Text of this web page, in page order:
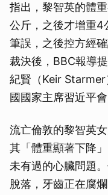
指出，黎智英的體
公斤，之後才增重4
筆誤，之後控方經
裁決後，BBC報導
紀賢（Keir Starmer
國國家主席習近平
流亡倫敦的黎智英
其「體重顯著下降
未有過的心臟問題
脫落，牙齒正在腐